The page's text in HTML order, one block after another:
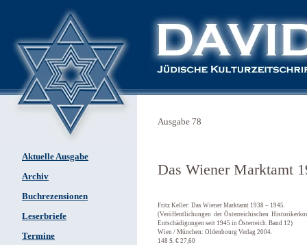
Aktuelle Ausgabe
Archiv
Buchrezensionen
Leserbriefe
Termine
Ausgabe 78
Das Wiener Marktamt
Fritz Keller: Das Wiener Marktamt 1938 – 1945.
(Veröffentlichungen der Österreichischen
Entschädigungen seit 1945 in Österreich. Band 12)
Wien / München: Oldenbourg Verlag 2004.
148 S. € 27,60